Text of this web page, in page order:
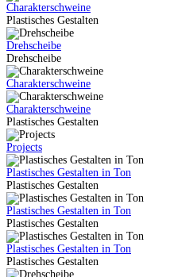
Charakterschweine
Plastisches Gestalten
Drehscheibe
Drehscheibe
Charakterschweine
Charakterschweine
Plastisches Gestalten
Projects
Plastisches Gestalten in Ton
Plastisches Gestalten
Plastisches Gestalten in Ton
Plastisches Gestalten
Plastisches Gestalten in Ton
Plastisches Gestalten